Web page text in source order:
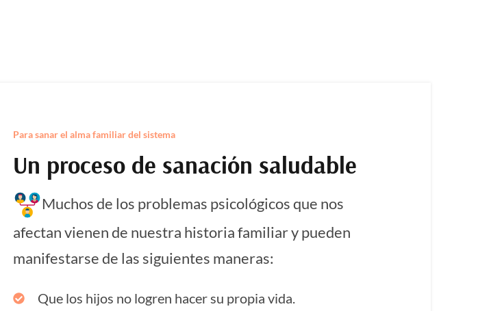
Para sanar el alma familiar del sistema
Un proceso de sanación saludable
Muchos de los problemas psicológicos que nos
afectan vienen de nuestra historia familiar y pueden
manifestarse de las siguientes maneras:
Que los hijos no logren hacer su propia vida.